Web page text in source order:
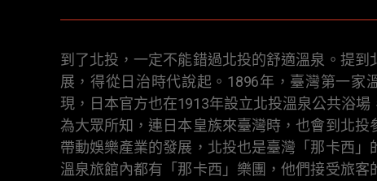
到了北投，一定不能錯過北投的舒適溫泉。提到
展，得從日治時代說起。1896年，臺灣第一家
現，日本官方也在1913年設立北投溫泉公共浴場
為大眾所知，連日本皇族來臺灣時，也會到北投
帶動娛樂產業的發展，北投也是臺灣「那卡西」
溫泉旅館內都有「那卡西」樂團，他們接受旅客